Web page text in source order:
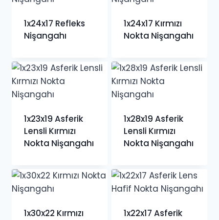
1x24x17 Refleks
Nişangahı
1x24x17 Kırmızı
Nokta Nişangahı
1x23x19 Asferik
Lensli Kırmızı
Nokta Nişangahı
1x28x19 Asferik
Lensli Kırmızı
Nokta Nişangahı
1x30x22 Kırmızı
1x22x17 Asferik